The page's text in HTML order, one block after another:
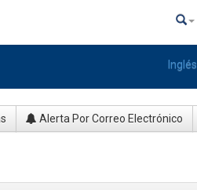
Inglés
Alerta Por Correo Electrónico